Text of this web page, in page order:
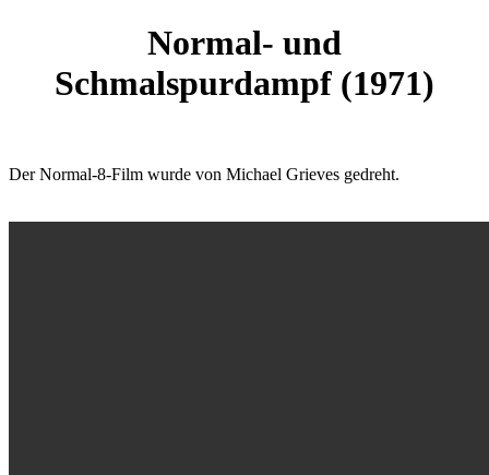
Normal- und
Schmalspurdampf (1971)
Der Normal-8-Film wurde von Michael Grieves gedreht.